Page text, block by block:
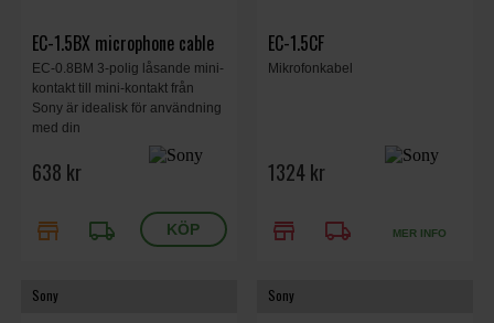
EC-1.5BX microphone cable
EC-0.8BM 3-polig låsande mini-
kontakt till mini-kontakt från
Sony är idealisk för användning
med din
638 kr
store local_shipping
EC-1.5CF
Mikrofonkabel
1324 kr
store local_shipping MER INFO
Sony Sony